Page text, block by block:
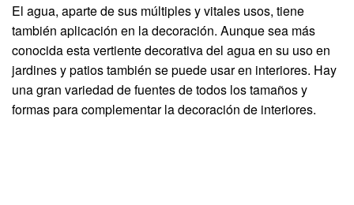
El agua, aparte de sus múltiples y vitales usos, tiene
también aplicación en la decoración. Aunque sea más
conocida esta vertiente decorativa del agua en su uso en
jardines y patios también se puede usar en interiores. Hay
una gran variedad de fuentes de todos los tamaños y
formas para complementar la decoración de interiores.